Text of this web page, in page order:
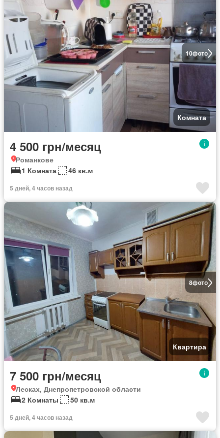
10фото
Комната
4 500 грн/месяц
Романкове
1 Комната
46 кв.м
5 дней, 4 часов назад
8фото
Квартира
7 500 грн/месяц
Лесках, Днепропетровской области
2 Комнаты
50 кв.м
5 дней, 4 часов назад